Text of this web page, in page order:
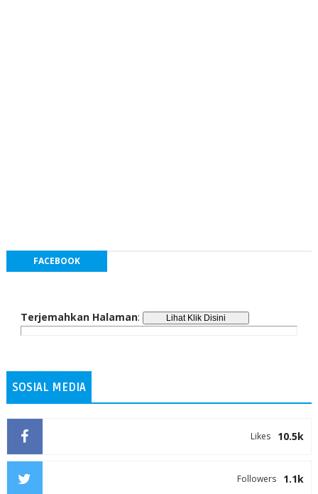
FACEBOOK
Terjemahkan Halaman:
SOSIAL MEDIA
10.5k
Likes
1.1k
Followers